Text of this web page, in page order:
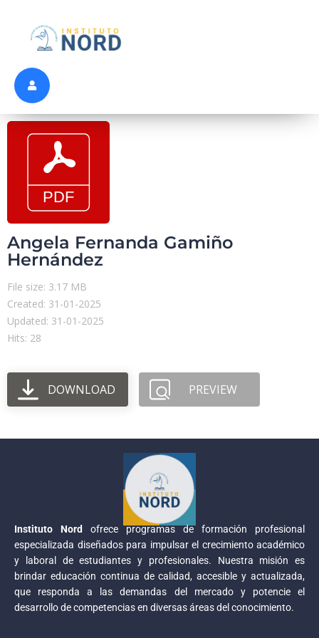
Angela Fernanda Gamiño
Hernández
File size: 3.17 MB
Created: 31-01-2025
Updated: 31-01-2025
Hits: 28
DOWNLOAD PREVIEW
Instituto Nord
ofrece programas de formación profesional
especializada diseñados para impulsar el crecimiento académico
y laboral de estudiantes y profesionales. Nuestra misión es
brindar educación continua de calidad, accesible y actualizada,
que responda a las demandas del mercado y potencie el
desarrollo de competencias en diversas áreas del conocimiento.